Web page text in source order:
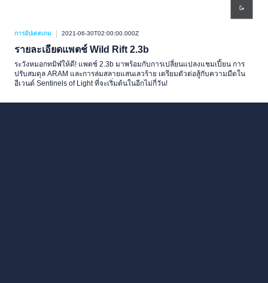
การอัปเดตเกม 2021-06-30T02:00:00.000Z
รายละเอียดแพตช์ Wild Rift 2.3b
ระวังหมอกทมิฬให้ดี! แพตช์ 2.3b มาพร้อมกับการเปลี่ยนแปลงแชมเปี้ยน การ
ปรับสมดุล ARAM และการล่มสลายแสนเลวร้าย เตรียมตัวต่อสู้กับความมืดใน
อีเวนต์ Sentinels of Light ที่จะเริ่มต้นในอีกไม่กี่วัน!